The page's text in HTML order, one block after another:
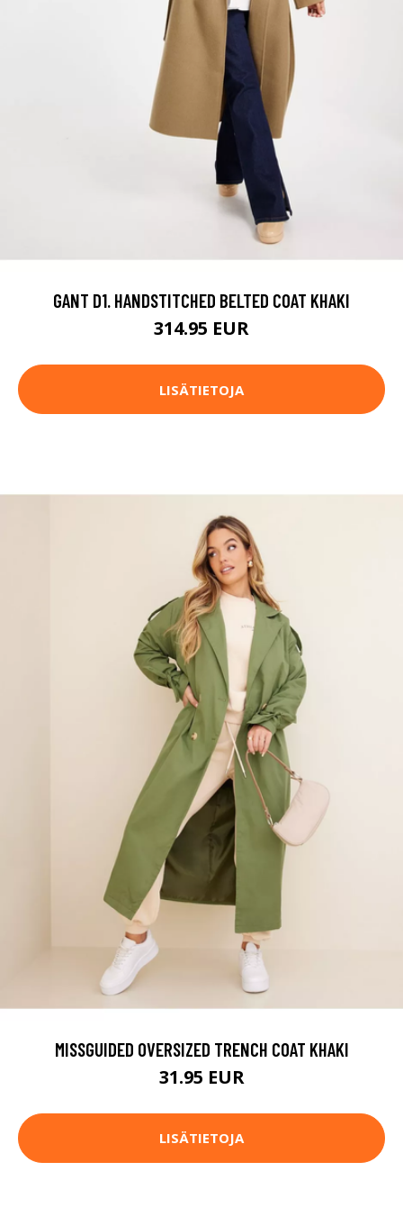
GANT D1. HANDSTITCHED BELTED COAT KHAKI
314.95 EUR
LISÄTIETOJA
MISSGUIDED OVERSIZED TRENCH COAT KHAKI
31.95 EUR
LISÄTIETOJA